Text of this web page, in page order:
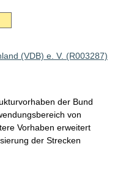
(VDB) e. V. (R003287)
der Bund
von
Vorhaben erweitert
der Strecken